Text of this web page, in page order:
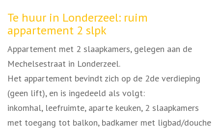
Omschrijving
Te huur in Londerzeel: ruim
appartement 2 slpk
Appartement met 2 slaapkamers, gelegen aan de
Mechelsestraat in Londerzeel.
Het appartement bevindt zich op de 2de verdieping
(geen lift), en is ingedeeld als volgt:
inkomhal, leefruimte, aparte keuken, 2 slaapkamers
met toegang tot balkon, badkamer met ligbad/douche